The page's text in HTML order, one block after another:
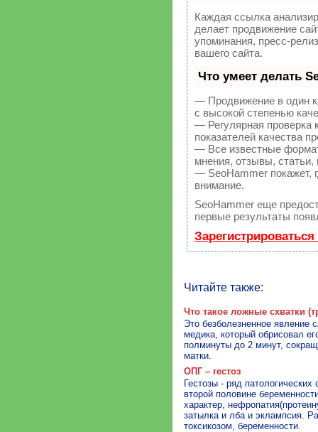
Каждая ссылка
делает продвижение
упоминания, пресс-
вашего сайта.
Что умеет делать
— Продвижение в один
с высокой степенью
— Регулярная проверка
показателей качества
— Все известные
мнения, отзывы,
— SeoHammer покажет,
внимание.
SeoHammer еще
первые результаты
Читайте также:
Что такое ложные схватки
Это безболезненное явление
медика, который обрисовал
полминуты до 2 минут,
матки.
ОПГ – гестоз
Гестозы - ряд
второй половине
характер,
затылка и лба и эклампсия.
токсикозом, беременности.